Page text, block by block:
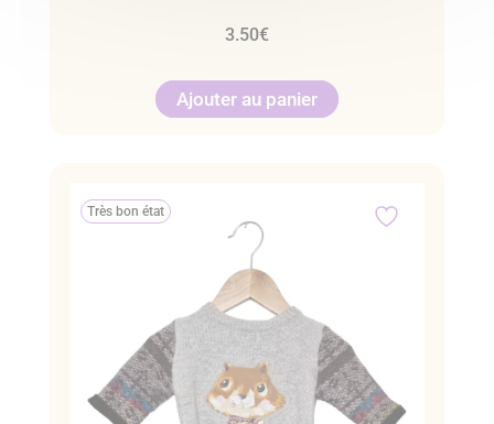
3.50€
Ajouter au panier
Très bon état